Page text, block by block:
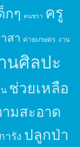
กๆ คนชรา ครู
สา ค่ายเกษตร งาน
นศิลปะ
ช่วยเหลือ
มสะอาด
ารัง ปลูกป่า